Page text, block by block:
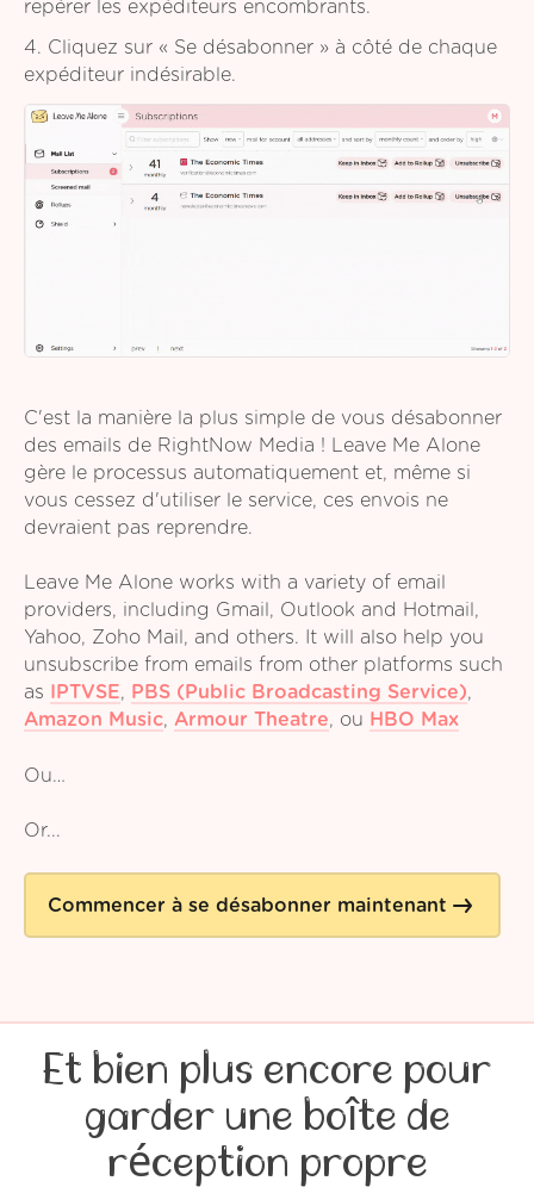
repérer les expéditeurs encombrants.
4. Cliquez sur « Se désabonner » à côté de chaque
expéditeur indésirable.
C'est la manière la plus simple de vous désabonner
des emails de RightNow Media ! Leave Me Alone
gère le processus automatiquement et, même si
vous cessez d'utiliser le service, ces envois ne
devraient pas reprendre.
Leave Me Alone works with a variety of email
providers, including Gmail, Outlook and Hotmail,
Yahoo, Zoho Mail, and others. It will also help you
unsubscribe from emails from other platforms such
as IPTVSE, PBS (Public Broadcasting Service),
Amazon Music, Armour Theatre, ou HBO Max
Ou…
Or...
Commencer à se désabonner maintenant
Et bien plus encore pour
garder une boîte de
réception propre